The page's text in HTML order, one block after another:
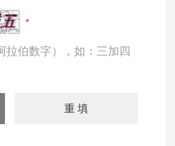
拉伯数字），如：三加四